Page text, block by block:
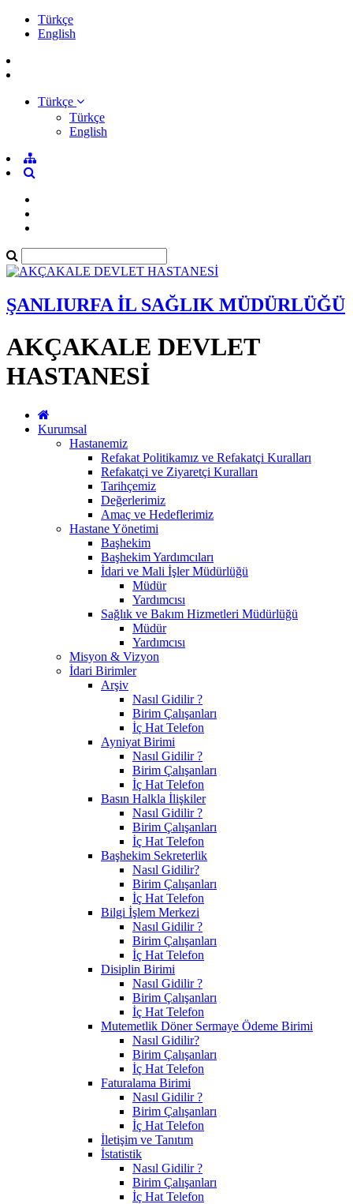
Türkçe
English
Türkçe
Türkçe
English
ŞANLIURFA İL SAĞLIK MÜDÜRLÜĞÜ
AKÇAKALE DEVLET
HASTANESİ
Kurumsal
Hastanemiz
Refakat Politikamız ve Refakatçi Kuralları
Refakatçi ve Ziyaretçi Kuralları
Tarihçemiz
Değerlerimiz
Amaç ve Hedeflerimiz
Hastane Yönetimi
Başhekim
Başhekim Yardımcıları
İdari ve Mali İşler Müdürlüğü
Müdür
Yardımcısı
Sağlık ve Bakım Hizmetleri Müdürlüğü
Müdür
Yardımcısı
Misyon & Vizyon
İdari Birimler
Arşiv
Nasıl Gidilir ?
Birim Çalışanları
İç Hat Telefon
Ayniyat Birimi
Nasıl Gidilir ?
Birim Çalışanları
İç Hat Telefon
Basın Halkla İlişkiler
Nasıl Gidilir ?
Birim Çalışanları
İç Hat Telefon
Başhekim Sekreterlik
Nasıl Gidilir?
Birim Çalışanları
İç Hat Telefon
Bilgi İşlem Merkezi
Nasıl Gidilir ?
Birim Çalışanları
İç Hat Telefon
Disiplin Birimi
Nasıl Gidilir ?
Birim Çalışanları
İç Hat Telefon
Mutemetlik Döner Sermaye Ödeme Birimi
Nasıl Gidilir?
Birim Çalışanları
İç Hat Telefon
Faturalama Birimi
Nasıl Gidilir ?
Birim Çalışanları
İç Hat Telefon
İletişim ve Tanıtım
İstatistik
Nasıl Gidilir ?
Birim Çalışanları
İç Hat Telefon